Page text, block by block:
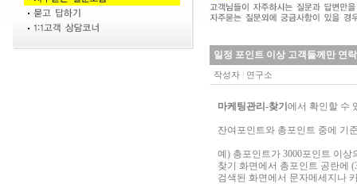
일정 포인트 이상 고객들께만 연
작성자 연구소
마케팅관리-찾기 에서 확인할 수
잔여포인트와 총포인트 중에 기
예) 총포인트가 3000포인트 이
찾기 화면에서 총포인트 공란에
검색된 화면에서 문자메세지나